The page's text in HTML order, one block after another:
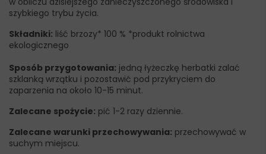
szybkiego trybu życia.
Składniki: liść brzozy* 100 % *produkt rolnictwa
ekologicznego
Sposób przygotowania: jedną łyżeczkę herbatki zalać
szklanką wrzątku i pozostawić pod przykryciem do
zaparzenia na około 10-15 minut.
Zalecane spożycie: pić 1-2 razy dziennie.
Zalecane warunki przechowywania: przechowywać w
suchym miejscu.